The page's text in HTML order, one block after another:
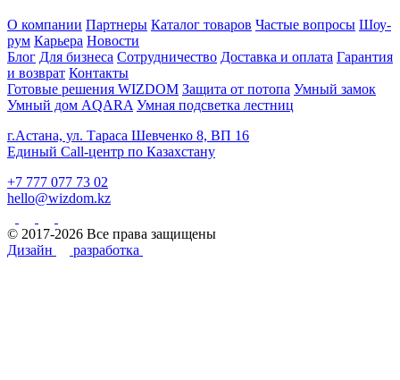
О компании Партнеры Каталог товаров Частые вопросы Шоу-
рум Карьера Новости
Блог Для бизнеса Сотрудничество Доставка и оплата Гарантия
и возврат Контакты
Готовые решения WIZDOM Защита от потопа Умный замок
Умный дом AQARA Умная подсветка лестниц
г.Астана, ул. Тараса Шевченко 8, ВП 16
Единый Call-центр по Казахстану
+7 777 077 73 02
hello@wizdom.kz
© 2017-2026 Все права защищены
Дизайн
разработка